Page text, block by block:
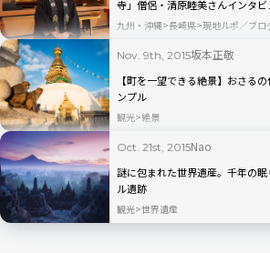
寺」僧侶・清原睦美さんインタビ
九州・沖縄 長崎県 現地ルポ／ブロ
Nov. 9th, 2015坂本正敬
【町を一望できる絶景】おさる
ンプル
観光 絶景
Oct. 21st, 2015Nao
謎に包まれた世界遺産。千年の
ル遺跡
観光 世界遺産